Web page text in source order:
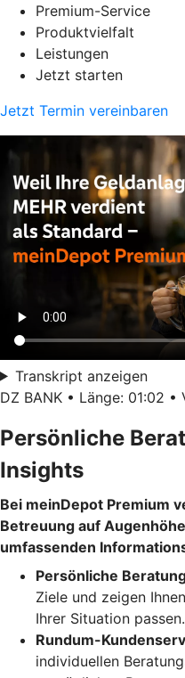
Premium-Service
Produktvielfalt
Leistungen
Jetzt starten
Jetzt Termin vereinbaren
Transkript anzeigen
DZ BANK • Länge: 01:02
Persönliche
Insights
Bei meinDepot Premium
Betreuung auf
umfassenden
Persönliche
Ziele und zeigen
Ihrer Situation passen.
Rundum-
individuellen